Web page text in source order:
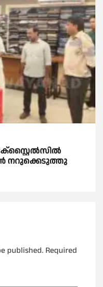
നറുക്കെടുത്തു
published. Required